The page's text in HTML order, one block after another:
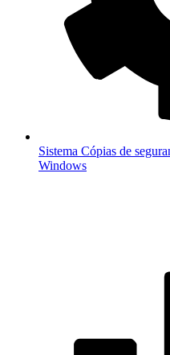
Sistema Cópias de
Windows